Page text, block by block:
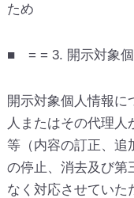
ため
■ = = 3. 開示対象個
開示対象個人情報に
人またはその代理
等（内容の訂正、追
の停止、消去及び第
なく対応させていた